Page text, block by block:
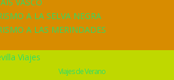
A LA SELVA NEGRA
A LAS MERINDADES
Viajes de Verano